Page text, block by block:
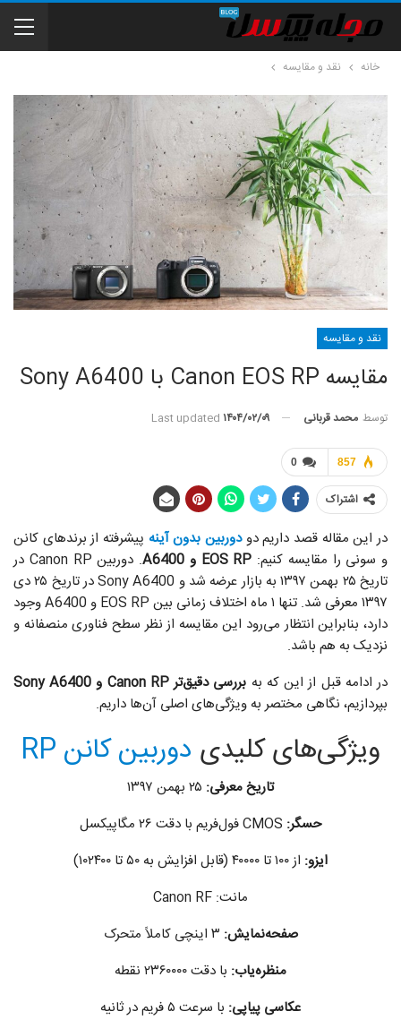
خانه نقد و مقایسه
نقد و مقایسه
مقایسه Canon EOS RP با Sony A6400
توسط محمد قربانی Last updated ۱۴۰۴/۰۲/۰۹
0 857
اشتراک
در این مقاله قصد داریم دودوربین بدون آینه پیشرفته از برندهای کانن
و سونی را مقایسه کنیم: EOS RP و A6400
. دوربین Canon RP در
تاریخ ۲۵ بهمن ۱۳۹۷ به بازار عرضه شد و Sony A6400 در تاریخ ۲۵ دی
۱۳۹۷ معرفی شد. تنها ۱ ماه اختلاف زمانی بین EOS RP و A6400 وجود
دارد، بنابراین انتظار می‌رود این مقایسه از نظر سطح فناوری منصفانه و
نزدیک به هم باشد.
در ادامه قبل از این که به بررسی دقیق‌تر Canon RP و Sony A6400
بپردازیم، نگاهی مختصر به ویژگی‌های اصلی آن‌ها داریم.
ویژگی‌های کلیدی دوربین کانن RP
تاریخ معرفی:
حسگر:
ایزو: از ۱۰۰ تا ۴۰۰۰۰ (قابل افزایش به ۵۰ تا ۱۰۲۴۰۰)
مانت: Canon RF
صفحه‌نمایش:
منظره‌یاب: با دقت ۲۳۶۰۰۰۰ نقطه
عکاسی پیاپی: با سرعت ۵ فریم در ثانیه